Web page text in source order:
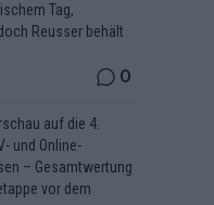
Tag,
Reusser behält
0
auf die 4.
und Online-
– Gesamtwertung
vor dem